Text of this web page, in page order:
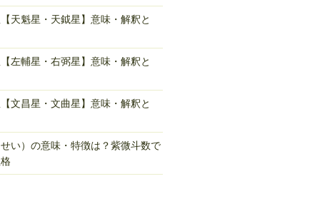
天魁星・天鉞星】意味・解釈と
左輔星・右弼星】意味・解釈と
文昌星・文曲星】意味・解釈と
い）の意味・特徴は？紫微斗数で